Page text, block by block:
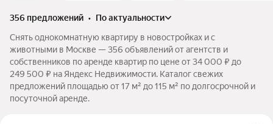
356 предложений •
по актуальности
Снять однокомнатную квартиру в новостройках и с
животными в Москве — 356 объявлений от агентств и
собственников по аренде квартир по цене от 34 000 ₽ до
249 500 ₽ на Яндекс Недвижимости. Каталог свежих
предложений площадью от 17 м² до 115 м² по долгосрочной и
посуточной аренде.